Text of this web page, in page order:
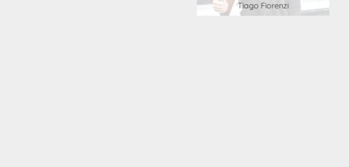
Tiago Fiorenzi